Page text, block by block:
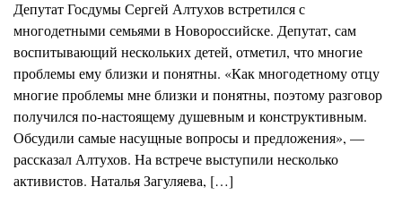
Депутат Госдумы Сергей Алтухов встретился с
многодетными семьями в Новороссийске. Депутат, сам
воспитывающий нескольких детей, отметил, что многие
проблемы ему близки и понятны. «Как многодетному отцу
многие проблемы мне близки и понятны, поэтому разговор
получился по-настоящему душевным и конструктивным.
Обсудили самые насущные вопросы и предложения», —
рассказал Алтухов. На встрече выступили несколько
активистов. Наталья Загуляева, […]